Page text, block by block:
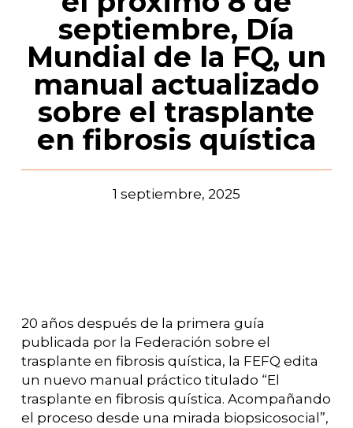
septiembre, Día
Mundial de la FQ, un
manual actualizado
sobre el trasplante
en fibrosis quística
1 septiembre, 2025
20 años después de la primera guía
publicada por la Federación sobre el
trasplante en fibrosis quística, la FEFQ edita
un nuevo manual práctico titulado “El
trasplante en fibrosis quística. Acompañando
el proceso desde una mirada biopsicosocial”,